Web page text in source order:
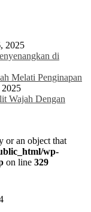
2025
di
Melati Penginapan
Wajah Dengan
or an object that
wp-
on line 329